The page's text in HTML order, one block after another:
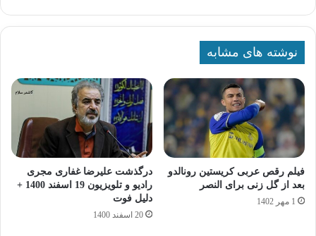
نوشته های مشابه
فیلم رقص عربی کریستین رونالدو
بعد از گل زنی برای النصر
1 مهر 1402
درگذشت علیرضا غفاری مجری
رادیو و تلویزیون 19 اسفند 1400 +
دلیل فوت
20 اسفند 1400